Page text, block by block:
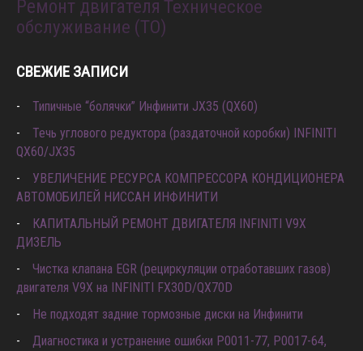
Ремонт двигателя Техническое
обслуживание (ТО)
СВЕЖИЕ ЗАПИСИ
Типичные “болячки” Инфинити JX35 (QX60)
Течь углового редуктора (раздаточной коробки) INFINITI
QX60/JX35
УВЕЛИЧЕНИЕ РЕСУРСА КОМПРЕССОРА КОНДИЦИОНЕРА
АВТОМОБИЛЕЙ НИССАН ИНФИНИТИ
КАПИТАЛЬНЫЙ РЕМОНТ ДВИГАТЕЛЯ INFINITI V9X
ДИЗЕЛЬ
Чистка клапана EGR (рециркуляции отработавших газов)
двигателя V9X на INFINITI FX30D/QX70D
Не подходят задние тормозные диски на Инфинити
Диагностика и устранение ошибки Р0011-77, P0017-64,